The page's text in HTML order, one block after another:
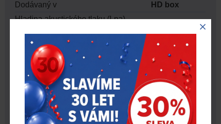
Dodávaný v
HD box
Hladina akustického tlaku (Lpa)
Hladina akustického tlaku - nejistota
(dB(A))
Hladina akustického výkonu (Lwa)
(dB(A))
95,7
Hladina akustického výkonu -
nejistota (dB(A))
3
Hmotnost vč. aku (EPTA) (kg) 2,6 (M18 B5)